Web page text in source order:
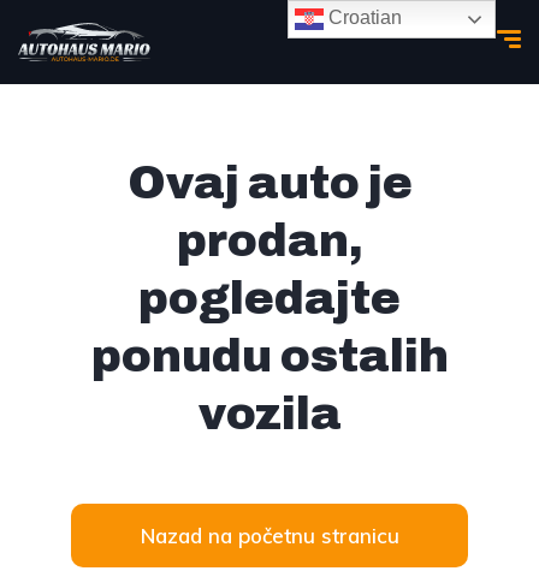
Ovaj auto je
prodan,
pogledajte
ponudu ostalih
vozila
Nazad na početnu stranicu
Croatian